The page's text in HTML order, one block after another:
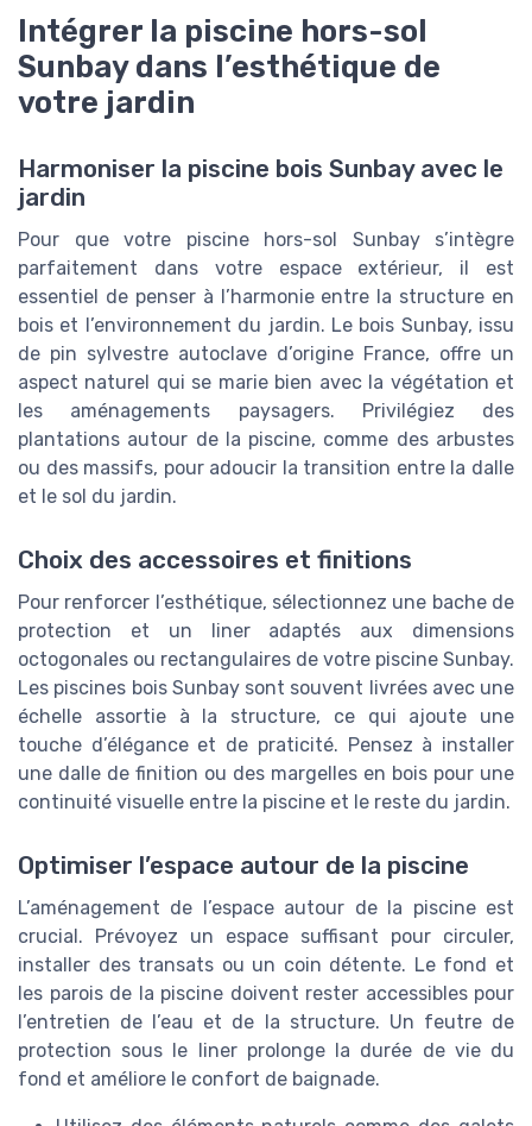
Intégrer la piscine hors-sol
Sunbay dans l’esthétique de
votre jardin
Harmoniser la piscine bois Sunbay avec le
jardin
Pour que votre piscine hors-sol Sunbay s’intègre
parfaitement dans votre espace extérieur, il est
essentiel de penser à l’harmonie entre la structure en
bois et l’environnement du jardin. Le bois Sunbay, issu
de pin sylvestre autoclave d’origine France, offre un
aspect naturel qui se marie bien avec la végétation et
les aménagements paysagers. Privilégiez des
plantations autour de la piscine, comme des arbustes
ou des massifs, pour adoucir la transition entre la dalle
et le sol du jardin.
Choix des accessoires et finitions
Pour renforcer l’esthétique, sélectionnez une bache de
protection et un liner adaptés aux dimensions
octogonales ou rectangulaires de votre piscine Sunbay.
Les piscines bois Sunbay sont souvent livrées avec une
échelle assortie à la structure, ce qui ajoute une
touche d’élégance et de praticité. Pensez à installer
une dalle de finition ou des margelles en bois pour une
continuité visuelle entre la piscine et le reste du jardin.
Optimiser l’espace autour de la piscine
L’aménagement de l’espace autour de la piscine est
crucial. Prévoyez un espace suffisant pour circuler,
installer des transats ou un coin détente. Le fond et
les parois de la piscine doivent rester accessibles pour
l’entretien de l’eau et de la structure. Un feutre de
protection sous le liner prolonge la durée de vie du
fond et améliore le confort de baignade.